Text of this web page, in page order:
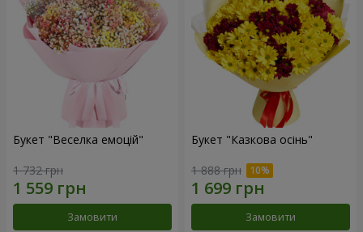
Букет "Веселка емоцій"
1 732 грн
Замовити
Букет "Казкова осінь"
1 888 грн
Замовити